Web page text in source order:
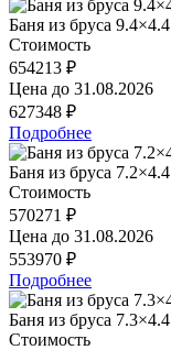
Баня из бруса 9.4×4.4
Стоимость
654213 ₽
Цена до 31.08.2026
627348 ₽
Подробнее
Баня из бруса 7.2×4.4
Стоимость
570271 ₽
Цена до 31.08.2026
553970 ₽
Подробнее
Баня из бруса 7.3×4.4
Стоимость